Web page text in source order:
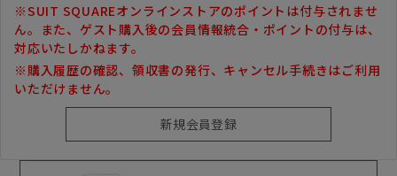
※SUIT SQUAREオンラインストアのポイントは付与されませ
ん。また、ゲスト購入後の会員情報統合・ポイントの付与は、
対応いたしかねます。
※購入履歴の確認、領収書の発行、キャンセル手続きはご利用
いただけません。